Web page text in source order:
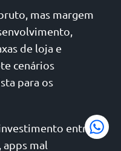
mas margem
de loja e
cenários
para os
entre
apps mal